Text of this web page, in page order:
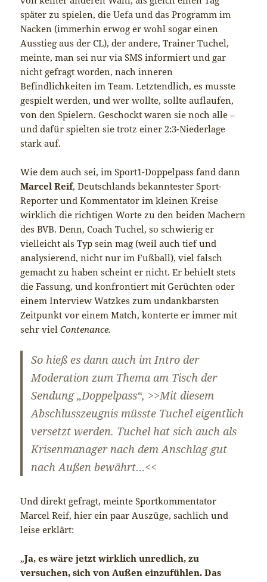
später zu spielen, die Uefa und das Programm im
Nacken (immerhin erwog er wohl sogar einen
Ausstieg aus der CL), der andere, Trainer Tuchel,
meinte, man sei nur via SMS informiert und gar
nicht gefragt worden, nach inneren
Befindlichkeiten im Team. Letztendlich, es musste
gespielt werden, und wer wollte, sollte auflaufen,
von den Spielern. Geschockt waren sie noch alle –
und dafür spielten sie trotz einer 2:3-Niederlage
stark auf.
Wie dem auch sei, im Sport1-Doppelpass fand dann
Marcel Reif, Deutschlands bekanntester Sport-
Reporter und Kommentator im kleinen Kreise
wirklich die richtigen Worte zu den beiden Machern
des BVB. Denn, Coach Tuchel, so schwierig er
vielleicht als Typ sein mag (weil auch tief und
analysierend, nicht nur im Fußball), viel falsch
gemacht zu haben scheint er nicht. Er behielt stets
die Fassung, und konfrontiert mit Gerüchten oder
einem Interview Watzkes zum undankbarsten
Zeitpunkt vor einem Match, konterte er immer mit
sehr vielContenance.
So hieß es dann auch im Intro der
Moderation zum Thema am Tisch der
Sendung „Doppelpass“, >>Mit diesem
Abschlusszeugnis müsste Tuchel eigentlich
versetzt werden. Tuchel hat sich auch als
Krisenmanager nach dem Anschlag gut
nach Außen bewährt…<<
Und direkt gefragt, meinte Sportkommentator
Marcel Reif, hier ein paar Auszüge, sachlich und
leise erklärt:
„Ja, es wäre jetzt wirklich unredlich, zu
versuchen, sich von Außen einzufühlen. Das